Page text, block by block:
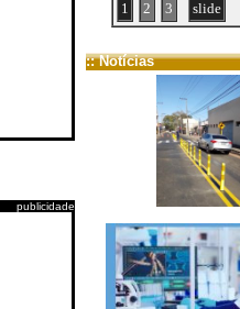
publicidade
1 2 3 slide
:: Notícias